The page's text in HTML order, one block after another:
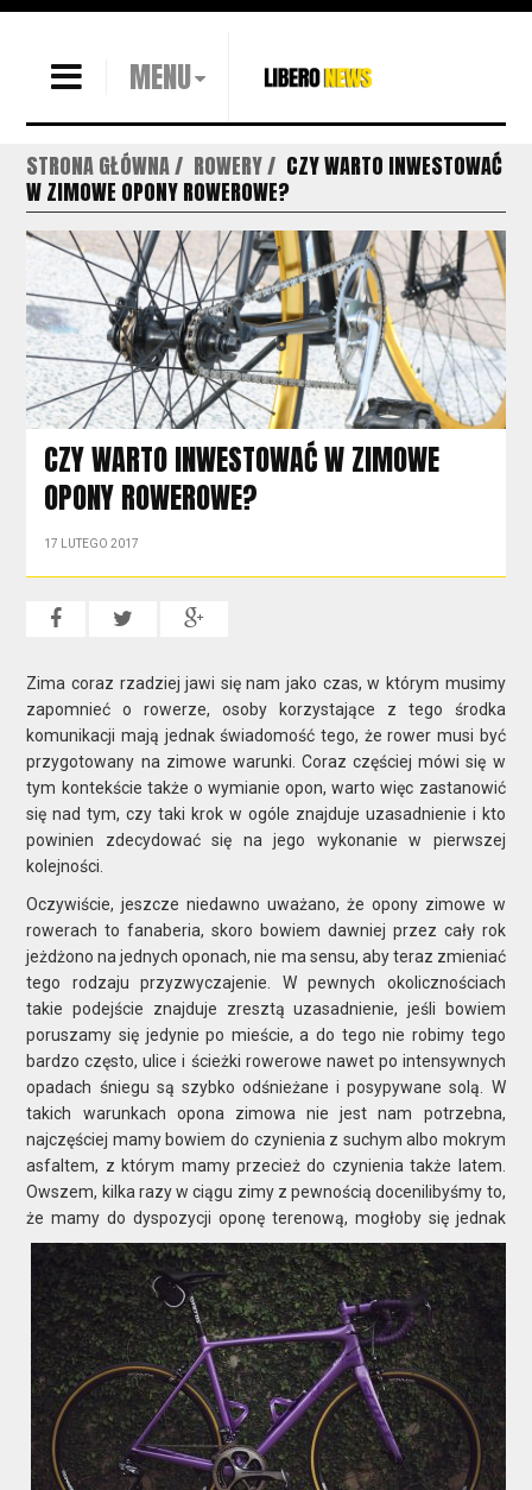
MENU
STRONA GŁÓWNA ROWERY
CZY WARTO INWESTOWAĆ
W ZIMOWE OPONY ROWEROWE?
CZY WARTO INWESTOWAĆ W ZIMOWE
OPONY ROWEROWE?
17 LUTEGO 2017
Zima coraz rzadziej jawi się nam jako czas, w którym musimy
zapomnieć o rowerze, osoby korzystające z tego środka
komunikacji mają jednak świadomość tego, że rower musi być
przygotowany na zimowe warunki. Coraz częściej mówi się w
tym kontekście także o wymianie opon, warto więc zastanowić
się nad tym, czy taki krok w ogóle znajduje uzasadnienie i kto
powinien zdecydować się na jego wykonanie w pierwszej
kolejności.
Oczywiście, jeszcze niedawno uważano, że opony zimowe w
rowerach to fanaberia, skoro bowiem dawniej przez cały rok
jeżdżono na jednych oponach, nie ma sensu, aby teraz zmieniać
tego rodzaju przyzwyczajenie. W pewnych okolicznościach
takie podejście znajduje zresztą uzasadnienie, jeśli bowiem
poruszamy się jedynie po mieście, a do tego nie robimy tego
bardzo często, ulice i ścieżki rowerowe nawet po intensywnych
opadach śniegu są szybko odśnieżane i posypywane solą. W
takich warunkach opona zimowa nie jest nam potrzebna,
najczęściej mamy bowiem do czynienia z suchym albo mokrym
asfaltem, z którym mamy przecież do czynienia także latem.
Owszem, kilka razy w ciągu zimy z pewnością docenilibyśmy to,
że mamy do dyspozycji oponę terenową, mogłoby się ​jednak